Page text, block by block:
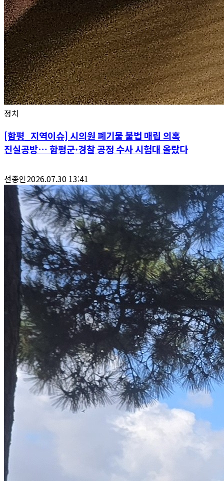
정치
[함평_지역이슈] 시의원 폐기물 불법 매립 의혹
진실공방… 함평군·경찰 공정 수사 시험대 올랐다
선종인2026.07.30 13:41